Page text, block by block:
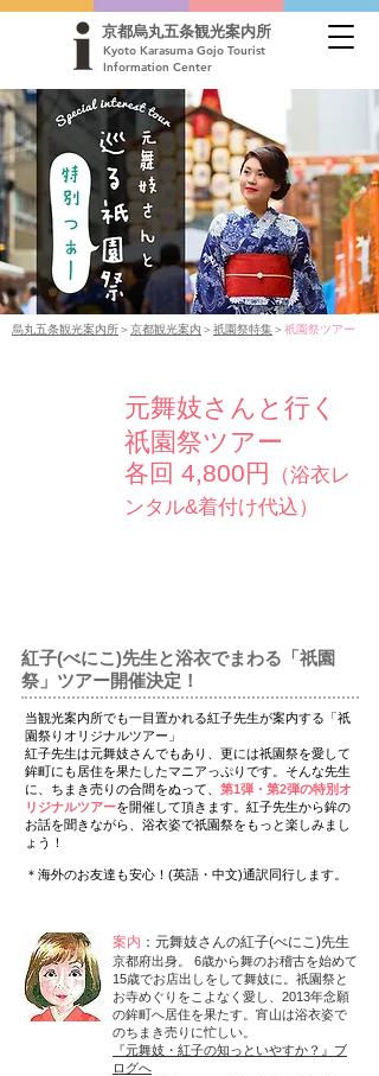
Kyoto Karasuma Gojo Tourist
Information Center
京都烏丸五条観光案内所
紅子(べにこ)先生と浴衣でまわる「祇園
祭」ツアー開催決定！
当観光案内所でも一目置かれる紅子先生が案内する「祇
園祭りオリジナルツアー」
紅子先生は元舞妓さんでもあり、更には祇園祭を愛して
鉾町にも居住を果たしたマニアっぷりです。​そんな先生
に、ちまき売りの合間をぬって、 第1弾・第2弾の特別オ
リジナルツアーを開催して頂きます。紅子先生から鉾の
お話を聞きながら、浴衣姿で祇園祭をもっと楽しみまし
ょう！
＊海外のお友達も安心！(英語・中文)通訳同行します。
案内 ：元舞妓さんの紅子(べにこ)先生
京都府出身。 6歳から舞のお稽古を始めて
15歳でお店出しをして舞妓に。 祇園祭と
お寺めぐりをこよなく愛し、2013年念願
の鉾町へ居住を果たす。宵山は浴衣姿で
のちまき売りに忙しい。
『元舞妓・紅子の知っといやすか？』ブ
ログへ
烏丸五条観光案内所＞京都観光案内 ＞祇園祭特集＞祇園祭ツアー
元舞妓さんと行く
祇園祭ツアー
各回 4,800円
（浴衣レ
ンタル&着付け代込）